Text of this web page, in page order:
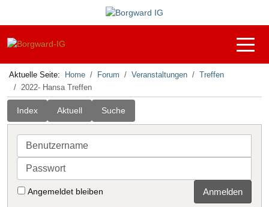
Off-
Aktuelle Seite: Home Forum Veranstaltungen
Treffen
2022- Hansa Treffen
Index Aktuell Suche
Benutzername
Passwort
Angemeldet bleiben Anmelden